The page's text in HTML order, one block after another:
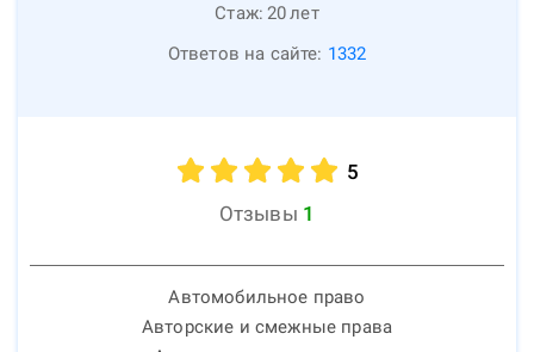
Стаж: 20лет
Ответов на сайте: 1332
5
Отзывы 1
Автомобильное право
Авторские и смежные права